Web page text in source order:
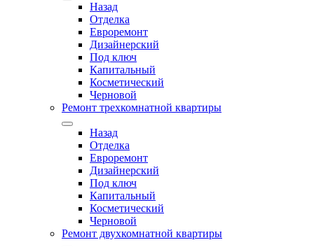
Назад
Отделка
Евроремонт
Дизайнерский
Под ключ
Капитальный
Косметический
Черновой
Ремонт трехкомнатной квартиры
Назад
Отделка
Евроремонт
Дизайнерский
Под ключ
Капитальный
Косметический
Черновой
Ремонт двухкомнатной квартиры